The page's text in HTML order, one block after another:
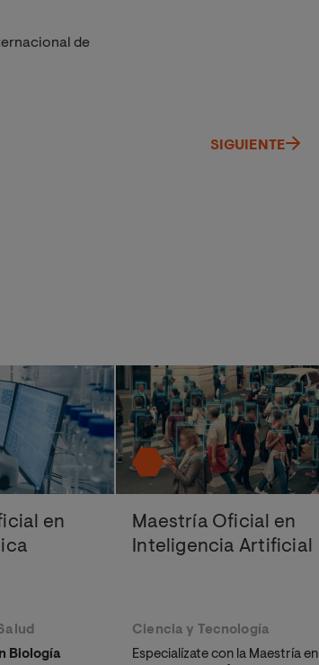
de
SIGUIENTE
en
Biología
Maestría Oficial en
Inteligencia Artificial
Ciencia y Tecnología
Especialízate con la Maestría en